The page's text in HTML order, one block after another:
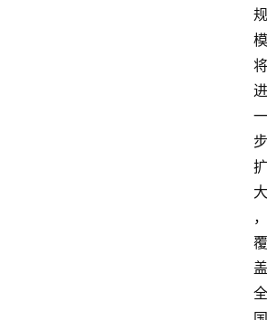
规
模
将
进
一
步
扩
大
，
覆
盖
全